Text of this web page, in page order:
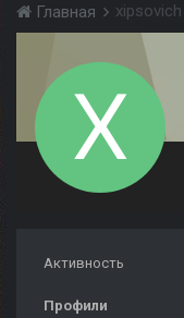
Главная xipsovich
Активность
Профили